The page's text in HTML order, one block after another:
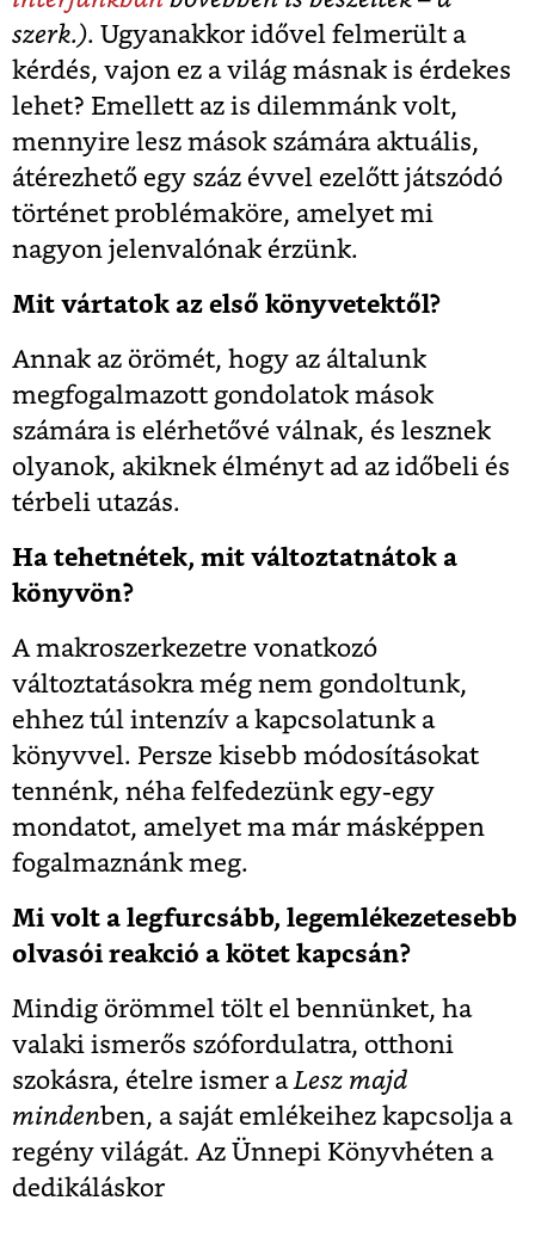
szerk.). Ugyanakkor idővel felmerült a
kérdés, vajon ez a világ másnak is érdekes
lehet? Emellett az is dilemmánk volt,
mennyire lesz mások számára aktuális,
átérezhető egy száz évvel ezelőtt játszódó
történet problémaköre, amelyet mi
nagyon jelenvalónak érzünk.
Mit vártatok az első könyvetektől?
Annak az örömét, hogy az általunk
megfogalmazott gondolatok mások
számára is elérhetővé válnak, és lesznek
olyanok, akiknek élményt ad az időbeli és
térbeli utazás.
Ha tehetnétek, mit változtatnátok a
könyvön?
A makroszerkezetre vonatkozó
változtatásokra még nem gondoltunk,
ehhez túl intenzív a kapcsolatunk a
könyvvel. Persze kisebb módosításokat
tennénk, néha felfedezünk egy-egy
mondatot, amelyet ma már másképpen
fogalmaznánk meg.
Mi volt a legfurcsább, legemlékezetesebb
olvasói reakció a kötet kapcsán?
Mindig örömmel tölt el bennünket, ha
valaki ismerős szófordulatra, otthoni
szokásra, ételre ismer aLesz majd
mindenben, a saját emlékeihez kapcsolja a
regény világát. Az Ünnepi Könyvhéten a
dedikáláskor